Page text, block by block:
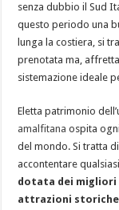
senza dubbio il Sud
questo periodo una
lunga la costiera, si
prenotata ma,
sistemazione ideale
Eletta patrimonio
amalfitana ospita
del mondo. Si tratta
accontentare
dotata dei migliori
attrazioni storiche